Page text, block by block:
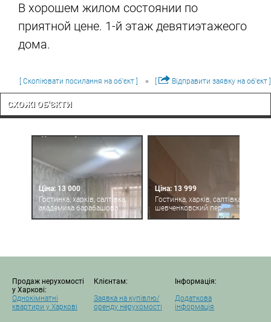
В хорошем жилом состоянии по
приятной цене. 1-й этаж девятиэтажеого
дома.
[ Скопіювати посилання на об'єкт ] Відправити заявку на об'єкт ]
СХОЖІ ОБ'ЄКТИ
Ціна: 13 000
Гостинка, харків, салтівка,
академика барабашова
Ціна: 13 999
Гостинка, харків, салтівка,
шевченковский пер.
Продаж нерухомості
у Харкові:
Однокімнатні
квартири у Харкові
Клієнтам:
Заявка на купівлю/
оренду нерухомості
Інформація:
Додаткова
інформація